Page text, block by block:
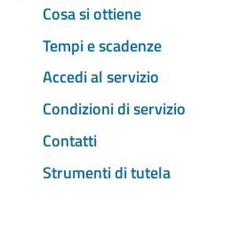
Cosa si ottiene
Tempi e scadenze
Accedi al servizio
Condizioni di servizio
Contatti
Strumenti di tutela